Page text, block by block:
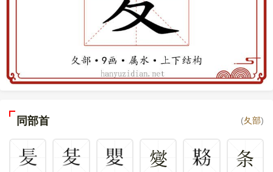
同部首 (夂部)
夑
条